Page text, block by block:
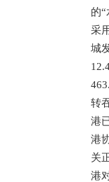
的
采
城
转
港
港
关
港